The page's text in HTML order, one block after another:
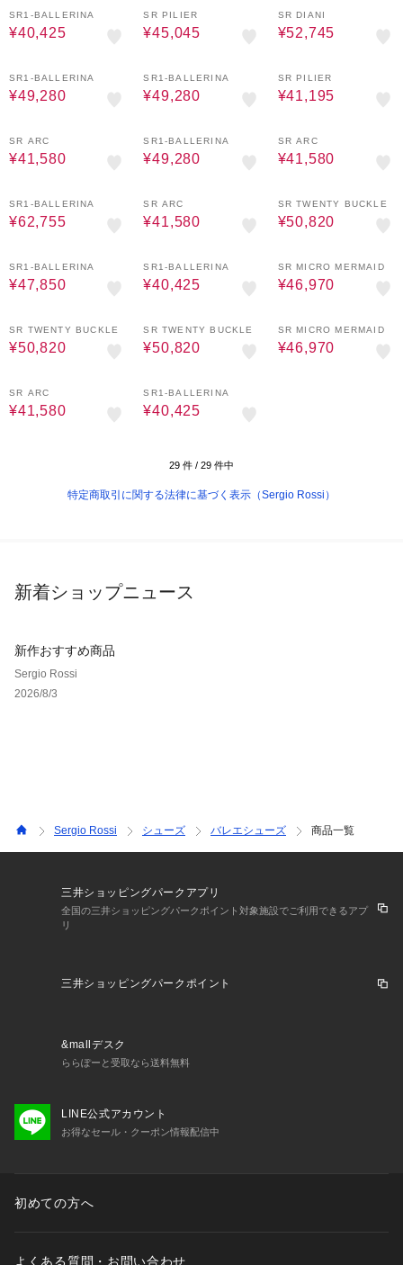
SR1-BALLERINA
¥40,425
SR PILIER
¥45,045
SR DIANI
¥52,745
SR1-BALLERINA
¥49,280
SR1-BALLERINA
¥49,280
SR PILIER
¥41,195
SR ARC
¥41,580
SR1-BALLERINA
¥49,280
SR ARC
¥41,580
SR1-BALLERINA
¥62,755
SR ARC
¥41,580
SR TWENTY BUCKLE
¥50,820
SR1-BALLERINA
¥47,850
SR1-BALLERINA
¥40,425
SR MICRO MERMAID
¥46,970
SR TWENTY BUCKLE
¥50,820
SR TWENTY BUCKLE
¥50,820
SR MICRO MERMAID
¥46,970
SR ARC
¥41,580
SR1-BALLERINA
¥40,425
29 件 / 29 件中
特定商取引に関する法律に基づく表示（Sergio Rossi）
新着ショップニュース
新作おすすめ商品
Sergio Rossi
2026/8/3
Sergio Rossi シューズ バレエシューズ 商品一覧
三井ショッピングパークアプリ
全国の三井ショッピングパークポイント対象施設でご利用できるアプ
リ
三井ショッピングパークポイント
&mallデスク
ららぽーと受取なら送料無料
LINE公式アカウント
お得なセール・クーポン情報配信中
初めての方へ
よくある質問・お問い合わせ